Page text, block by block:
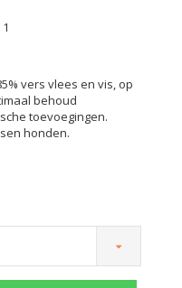
vers vlees en vis, op
behoud
toevoegingen.
honden.